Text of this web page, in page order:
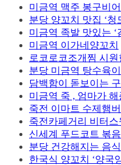
미금역 맥주 봉구비
분당 양꼬치 맛집 ‘청
미금역 족발 맛있는 ‘
미금역 이가네양꼬치
로코로코조개찜 시
분당 미금역 탕수육
담백함이 돋보이는
미금역 죽 , 엄마가 해
죽전 이마트 수제햄
죽전카페거리 비터스
신세계 푸드코트 볶
분당 건강해지는 음
한국식 양꼬치 ‘양국